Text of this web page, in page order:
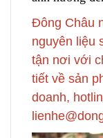
Đông Châu
nguyên liệu
tận nơi với
tiết về sản
doanh,